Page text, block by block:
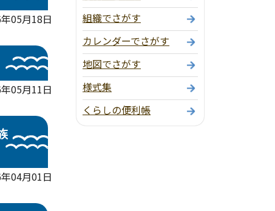
05月18日
05月11日
04月01日
組織でさがす
カレンダーでさがす
地図でさがす
様式集
くらしの便利帳